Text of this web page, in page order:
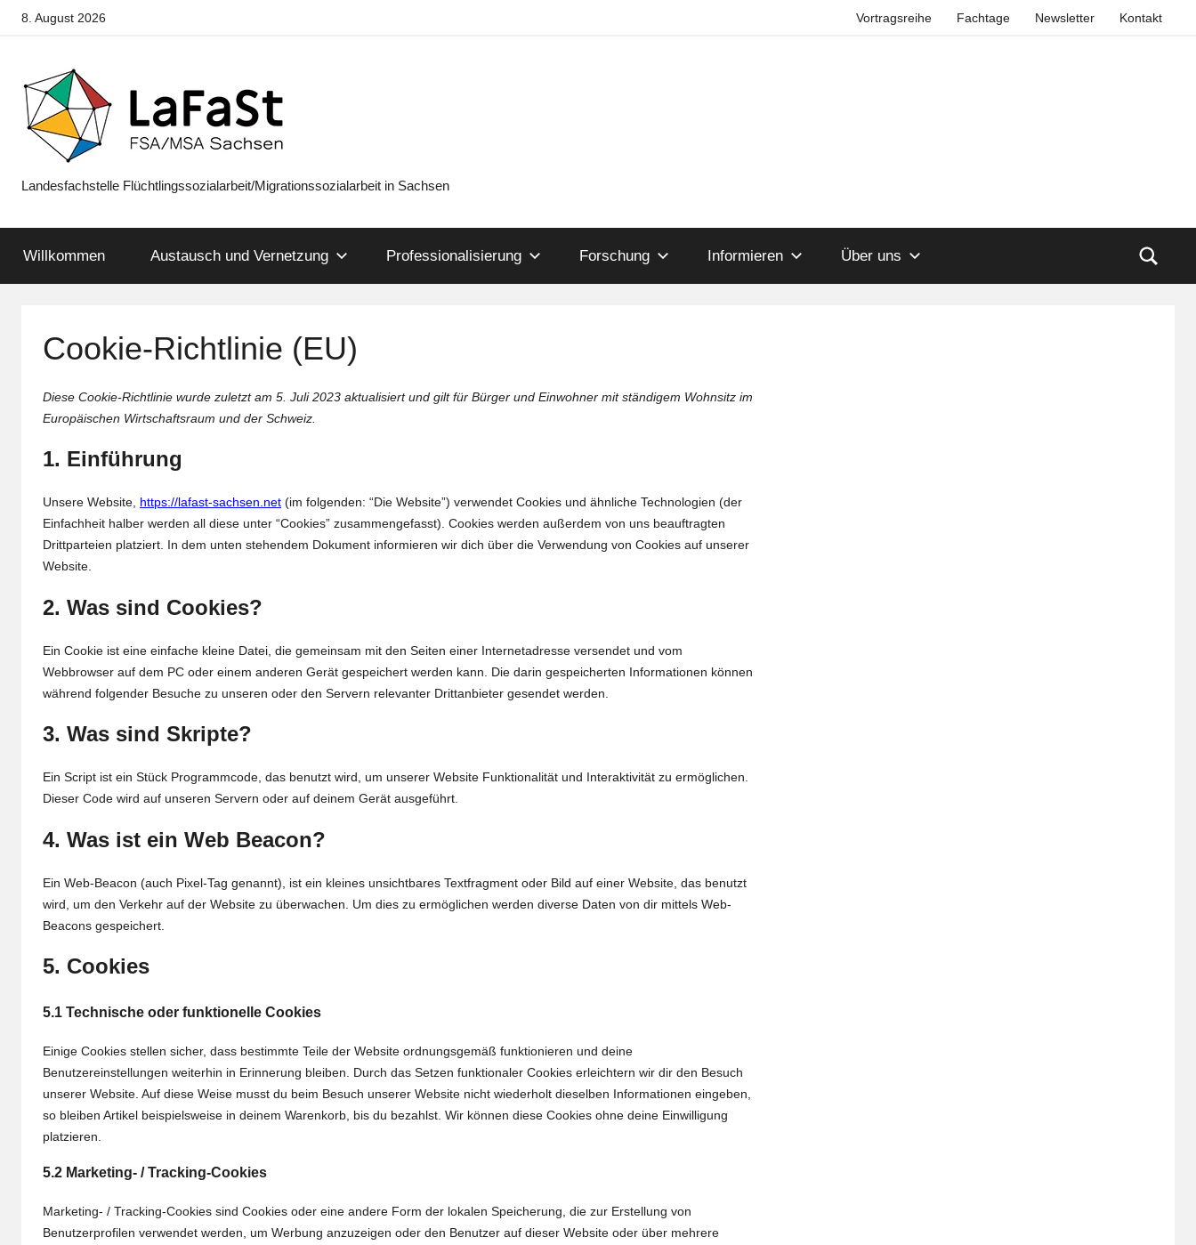
Zum8. August 2026 Vortragsreihe Fachtage Newsletter Kontakt
LaFaSt
FSA/MSA
Landesfachstelle Flüchtlingssozialarbeit/Migrationssozialarbeit in Sachsen
Willkommen Austausch und Vernetzung Professionalisierung Forschung Informieren Über uns
Cookie-Richtlinie (EU)
Diese Cookie-Richtlinie wurde zuletzt am 5. Juli 2023 aktualisiert und gilt für Bürger und Einwohner mit ständigem Wohnsitz im
Europäischen Wirtschaftsraum und der Schweiz.
1. Einführung
Unsere Website, https://lafast-sachsen.net (im folgenden: “Die Website”) verwendet Cookies und ähnliche Technologien (der
Einfachheit halber werden all diese unter “Cookies” zusammengefasst). Cookies werden außerdem von uns beauftragten
Drittparteien platziert. In dem unten stehendem Dokument informieren wir dich über die Verwendung von Cookies auf unserer
Website.
2. Was sind Cookies?
Ein Cookie ist eine einfache kleine Datei, die gemeinsam mit den Seiten einer Internetadresse versendet und vom
Webbrowser auf dem PC oder einem anderen Gerät gespeichert werden kann. Die darin gespeicherten Informationen können
während folgender Besuche zu unseren oder den Servern relevanter Drittanbieter gesendet werden.
3. Was sind Skripte?
Ein Script ist ein Stück Programmcode, das benutzt wird, um unserer Website Funktionalität und Interaktivität zu ermöglichen.
Dieser Code wird auf unseren Servern oder auf deinem Gerät ausgeführt.
4. Was ist ein Web Beacon?
Ein Web-Beacon (auch Pixel-Tag genannt), ist ein kleines unsichtbares Textfragment oder Bild auf einer Website, das benutzt
wird, um den Verkehr auf der Website zu überwachen. Um dies zu ermöglichen werden diverse Daten von dir mittels Web-
Beacons gespeichert.
5. Cookies
5.1 Technische oder funktionelle Cookies
Einige Cookies stellen sicher, dass bestimmte Teile der Website ordnungsgemäß funktionieren und deine
Benutzereinstellungen weiterhin in Erinnerung bleiben. Durch das Setzen funktionaler Cookies erleichtern wir dir den Besuch
unserer Website. Auf diese Weise musst du beim Besuch unserer Website nicht wiederholt dieselben Informationen eingeben,
so bleiben Artikel beispielsweise in deinem Warenkorb, bis du bezahlst. Wir können diese Cookies ohne deine Einwilligung
platzieren.
5.2 Marketing- / Tracking-Cookies
Marketing- / Tracking-Cookies sind Cookies oder eine andere Form der lokalen Speicherung, die zur Erstellung von
Benutzerprofilen verwendet werden, um Werbung anzuzeigen oder den Benutzer auf dieser Website oder über mehrere